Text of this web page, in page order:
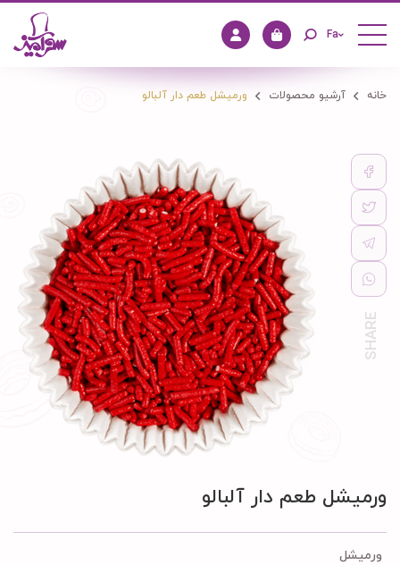
Fa
خانه آرشیو محصولات ورمیشل طعم دار آلبالو
ورمیشل طعم دار آلبالو
ورمیشل